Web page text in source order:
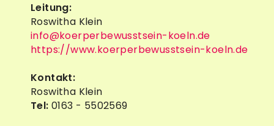
Leitung:
Roswitha Klein
info@koerperbewusstsein-koeln.de
https://www.koerperbewusstsein-koeln.de
Kontakt:
Roswitha Klein
Tel: 0163 - 5502569